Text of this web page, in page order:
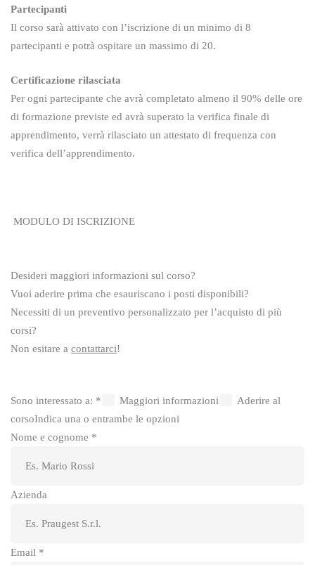
Partecipanti
Il corso sarà attivato con l’iscrizione di un minimo di 8
partecipanti e potrà ospitare un massimo di 20.
Certificazione rilasciata
Per ogni partecipante che avrà completato almeno il 90% delle ore
di formazione previste ed avrà superato la verifica finale di
apprendimento, verrà rilasciato un attestato di frequenza con
verifica dell’apprendimento.
MODULO DI ISCRIZIONE
Desideri maggiori informazioni sul corso?
Vuoi aderire prima che esauriscano i posti disponibili?
Necessiti di un preventivo personalizzato per l’acquisto di più
corsi?
Non esitare a contattarci!
Sono interessato a: * Maggiori informazioni
Aderire al
corsoIndica una o entrambe le opzioni
Nome e cognome *
Azienda
Email *